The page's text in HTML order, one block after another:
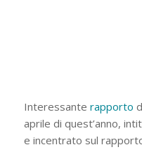
Interessante rapporto
aprile di quest’anno,
e incentrato sul